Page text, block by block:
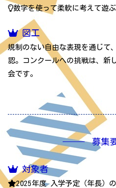
数字を使って柔軟に考えて遊ぶ
図工
規制のない自由な表現を通じて
認。コンクールへの挑戦は、新
会です。
募集
対象者
2025年度 入学予定（年長）